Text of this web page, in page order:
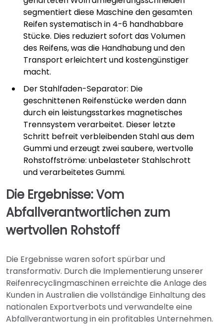
segmentiert diese Maschine den gesamten
Reifen systematisch in 4-6 handhabbare
Stücke. Dies reduziert sofort das Volumen
des Reifens, was die Handhabung und den
Transport erleichtert und kostengünstiger
macht.
Der Stahlfaden-Separator: Die
geschnittenen Reifenstücke werden dann
durch ein leistungsstarkes magnetisches
Trennsystem verarbeitet. Dieser letzte
Schritt befreit verbleibenden Stahl aus dem
Gummi und erzeugt zwei saubere, wertvolle
Rohstoffströme: unbelasteter Stahlschrott
und verarbeitetes Gummi.
Die Ergebnisse: Vom
Abfallverantwortlichen zum
wertvollen Rohstoff
Die Ergebnisse waren sofort spürbar und
transformativ. Durch die Implementierung unserer
Reifenrecyclingmaschinen erreichte die Anlage des
Kunden in Australien die vollständige Einhaltung des
nationalen Exportverbots und verwandelte eine
Abfallverantwortung in ein profitables Unternehmen.